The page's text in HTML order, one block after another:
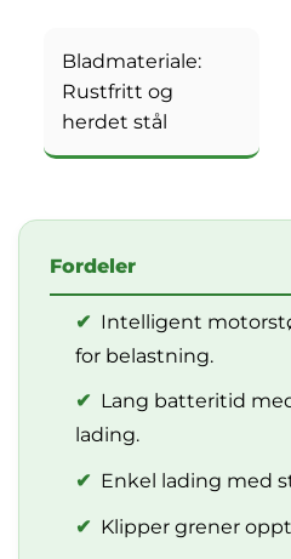
Bladmateriale:
Rustfritt og
herdet stål
Fordeler
✔ Intelligent
for belastning.
✔ Lang batteritid
lading.
✔ Enkel lading med
✔ Klipper grener